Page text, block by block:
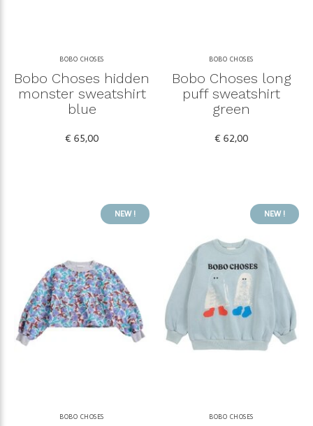
BOBO CHOSES
Bobo Choses hidden
monster sweatshirt
blue
€ 65,00
BOBO CHOSES
Bobo Choses long
puff sweatshirt
green
€ 62,00
NEW !
BOBO CHOSES
NEW !
BOBO CHOSES